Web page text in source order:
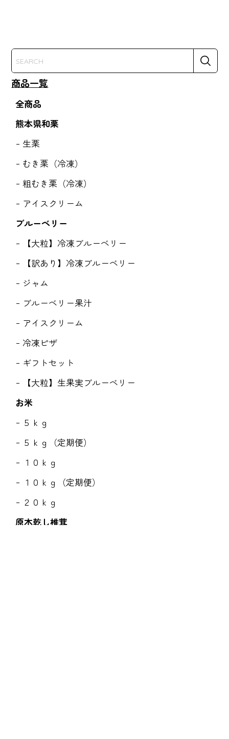
商品一覧
全商品
熊本県和栗
生栗
むき栗（冷凍）
粗むき栗（冷凍）
アイスクリーム
ブルーベリー
【大粒】冷凍ブルーベリー
【訳あり】冷凍ブルーベリー
ジャム
ブルーベリー果汁
アイスクリーム
冷凍ピザ
ギフトセット
【大粒】生果実ブルーベリー
お米
５ｋｇ
５ｋｇ（定期便）
１０ｋｇ
１０ｋｇ（定期便）
２０ｋｇ
原木乾し椎茸